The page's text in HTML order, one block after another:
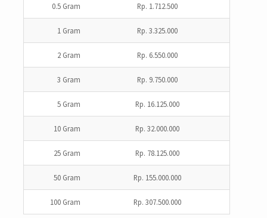
0.5 Gram Rp. 1.712.500
1 Gram Rp. 3.325.000
2 Gram Rp. 6.550.000
3 Gram Rp. 9.750.000
5 Gram Rp. 16.125.000
10 Gram Rp. 32.000.000
25 Gram Rp. 78.125.000
50 Gram Rp. 155.000.000
100 Gram Rp. 307.500.000